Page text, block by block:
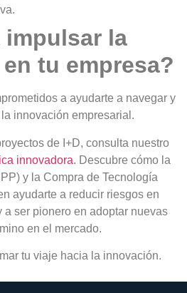
la
tu empresa?
a ayudarte a navegar y
innovación empresarial.
de I+D, consulta nuestro
innovadora. Descubre cómo la
y la Compra de Tecnología
ayudarte a reducir riesgos en
a ser pionero en adoptar nuevas
en el mercado.
tu viaje hacia la innovación.